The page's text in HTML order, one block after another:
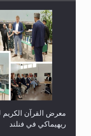
معرض القرآن الكريم
ريهيماكي في فنلند